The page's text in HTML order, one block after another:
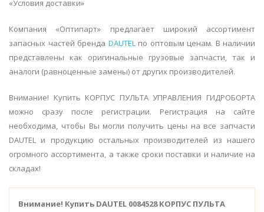
«Условия доставки»
Компания «Оптипарт» предлагает широкий ассортимент
запасных частей бренда DAUTELпо оптовым ценам. В наличии
представлены как оригинальные грузовые запчасти, так и
аналоги (равноценные замены) от других производителей.
Внимание! Купить КОРПУС ПУЛЬТА УПРАВЛЕНИЯ ГИДРОБОРТА
можно сразу после регистрации. Регистрация на сайте
необходима, чтобы Вы могли получить цены на все запчасти
DAUTEL и продукцию остальных производителей из нашего
огромного ассортимента, а также сроки поставки и наличие на
складах!
Внимание! Купить DAUTEL 0084528 КОРПУС ПУЛЬТА